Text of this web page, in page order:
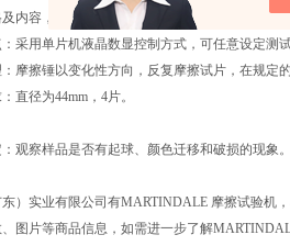
内容，如有变更异动，请以本公司实际报价资
采用单片机液晶数显控制方式，可任意设定测试
摩擦锤以变化性方向，反复摩擦试片，在规定
直径为44mm，4片。
观察样品是否有起球、颜色迁移和破损的现象。
）实业有限公司有MARTINDALE 摩擦试验机
图片等商品信息，如需进一步了解